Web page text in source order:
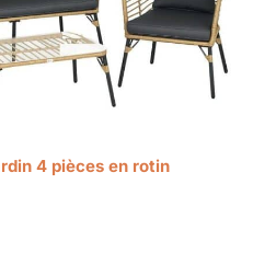
4 pièces en rotin